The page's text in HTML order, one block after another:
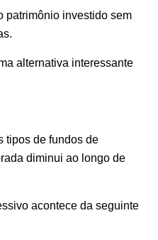
patrimônio investido sem
alternativa interessante
tipos de fundos de
diminui ao longo de
acontece da seguinte